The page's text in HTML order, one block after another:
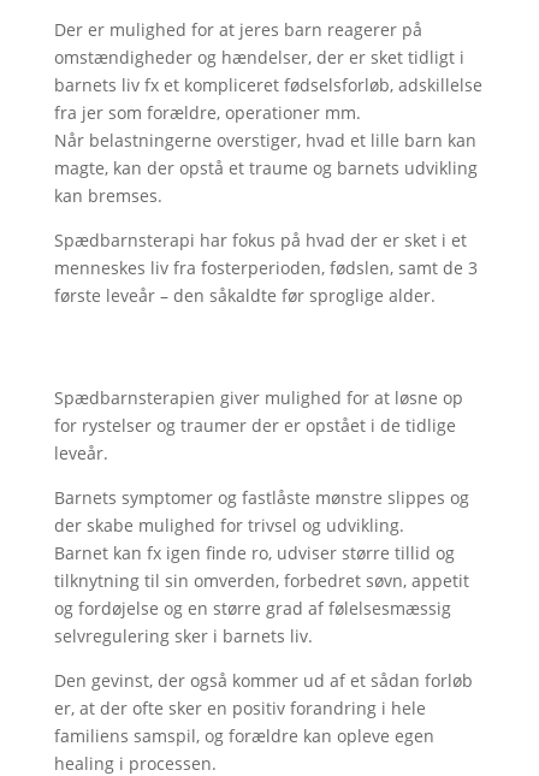
Der er mulighed for at jeres barn reagerer på
omstændigheder og hændelser, der er sket tidligt i
barnets liv fx et kompliceret fødselsforløb, adskillelse
fra jer som forældre, operationer mm.
Når belastningerne overstiger, hvad et lille barn kan
magte, kan der opstå et traume og barnets udvikling
kan bremses.
Spædbarnsterapi har fokus på hvad der er sket i et
menneskes liv fra fosterperioden, fødslen, samt de 3
første leveår – den såkaldte før sproglige alder.
Spædbarnsterapien giver mulighed for at løsne op
for rystelser og traumer der er opstået i de tidlige
leveår.
Barnets symptomer og fastlåste mønstre slippes og
der skabe mulighed for trivsel og udvikling.
Barnet kan fx igen finde ro, udviser større tillid og
tilknytning til sin omverden, forbedret søvn, appetit
og fordøjelse og en større grad af følelsesmæssig
selvregulering sker i barnets liv.
Den gevinst, der også kommer ud af et sådan forløb
er, at der ofte sker en positiv forandring i hele
familiens samspil, og forældre kan opleve egen
healing i processen.